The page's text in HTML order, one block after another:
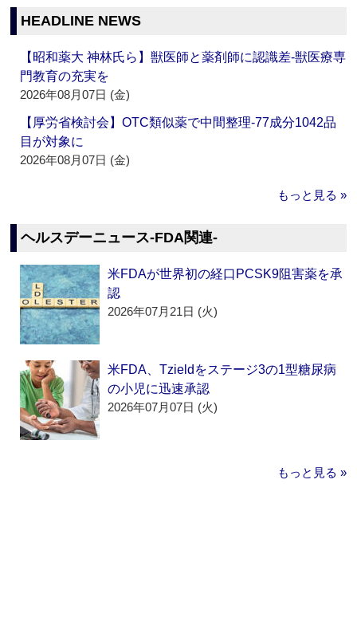
HEADLINE NEWS
【昭和薬大 神林氏ら】獣医師と薬剤師に認識差‐獣医療専
門教育の充実を
2026年08月07日 (金)
【厚労省検討会】OTC類似薬で中間整理‐77成分1042品
目が対象に
2026年08月07日 (金)
もっと見る »
ヘルスデーニュース‐FDA関連‐
米FDAが世界初の経口PCSK9阻害薬を承
認
2026年07月21日 (火)
米FDA、Tzieldをステージ3の1型糖尿病
の小児に迅速承認
2026年07月07日 (火)
もっと見る »